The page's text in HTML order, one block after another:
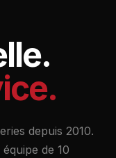
depuis 2010.
de 10